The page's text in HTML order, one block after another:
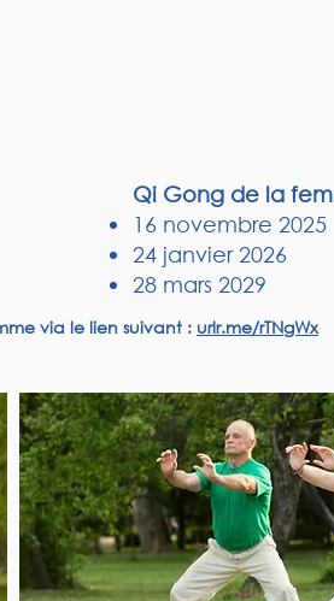
via le lien suivant : urlr.me/rTNgWx
Qi Gong de la
16 novembre 2025
24 janvier 2026
28 mars 2029